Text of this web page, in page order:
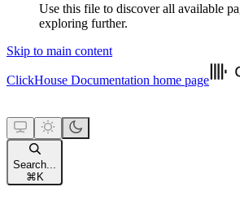
Use this file to discover all available
exploring further.
Skip to main content
ClickHouse Documentation home page
Search...
⌘ K